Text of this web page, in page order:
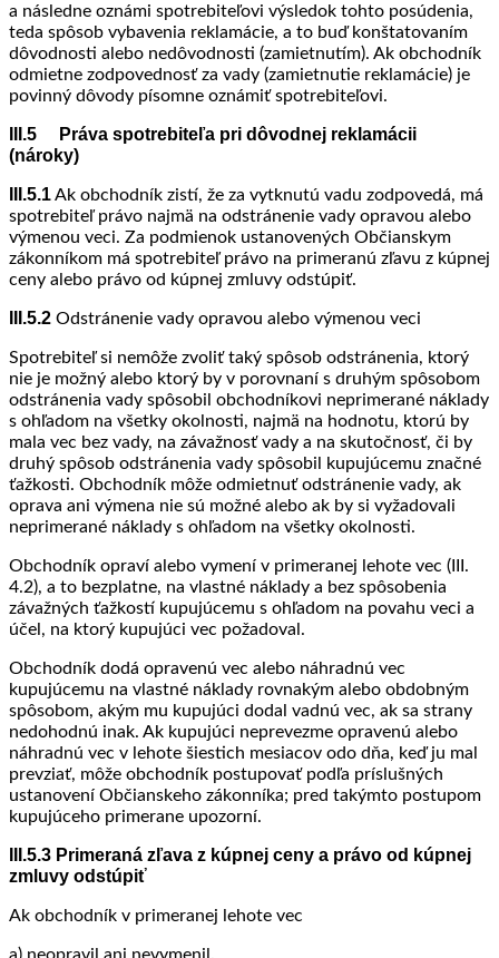
a následne oznámi spotrebiteľovi výsledok tohto posúdenia,
teda spôsob vybavenia reklamácie, a to buď konštatovaním
dôvodnosti alebo nedôvodnosti (zamietnutím). Ak obchodník
odmietne zodpovednosť za vady (zamietnutie reklamácie) je
povinný dôvody písomne oznámiť spotrebiteľovi.
III.5 Práva spotrebiteľa pri dôvodnej reklamácii
(nároky)
III.5.1Ak obchodník zistí, že za vytknutú vadu zodpovedá, má
spotrebiteľ právo najmä na odstránenie vady opravou alebo
výmenou veci. Za podmienok ustanovených Občianskym
zákonníkom má spotrebiteľ právo na primeranú zľavu z kúpnej
ceny alebo právo od kúpnej zmluvy odstúpiť.
III.5.2 Odstránenie vady opravou alebo výmenou veci
Spotrebiteľ si nemôže zvoliť taký spôsob odstránenia, ktorý
nie je možný alebo ktorý by v porovnaní s druhým spôsobom
odstránenia vady spôsobil obchodníkovi neprimerané náklady
s ohľadom na všetky okolnosti, najmä na hodnotu, ktorú by
mala vec bez vady, na závažnosť vady a na skutočnosť, či by
druhý spôsob odstránenia vady spôsobil kupujúcemu značné
ťažkosti. Obchodník môže odmietnuť odstránenie vady, ak
oprava ani výmena nie sú možné alebo ak by si vyžadovali
neprimerané náklady s ohľadom na všetky okolnosti.
Obchodník opraví alebo vymení v primeranej lehote vec (III.
4.2), a to bezplatne, na vlastné náklady a bez spôsobenia
závažných ťažkostí kupujúcemu s ohľadom na povahu veci a
účel, na ktorý kupujúci vec požadoval.
Obchodník dodá opravenú vec alebo náhradnú vec
kupujúcemu na vlastné náklady rovnakým alebo obdobným
spôsobom, akým mu kupujúci dodal vadnú vec, ak sa strany
nedohodnú inak. Ak kupujúci neprevezme opravenú alebo
náhradnú vec v lehote šiestich mesiacov odo dňa, keď ju mal
prevziať, môže obchodník postupovať podľa príslušných
ustanovení Občianskeho zákonníka; pred takýmto postupom
kupujúceho primerane upozorní.
III.5.3 Primeraná zľava z kúpnej ceny a právo od kúpnej
zmluvy odstúpiť
Ak obchodník v primeranej lehote vec